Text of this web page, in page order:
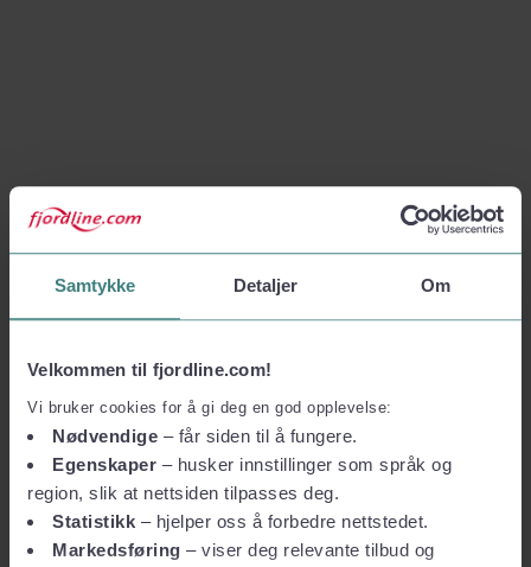
Samtykke Detaljer Om
Velkommen til fjordline.com!
Vi bruker cookies for å gi deg en god opplevelse:
Nødvendige – får siden til å fungere.
Egenskaper – husker innstillinger som språk og
region, slik at nettsiden tilpasses deg.
Statistikk – hjelper oss å forbedre nettstedet.
Markedsføring – viser deg relevante tilbud og